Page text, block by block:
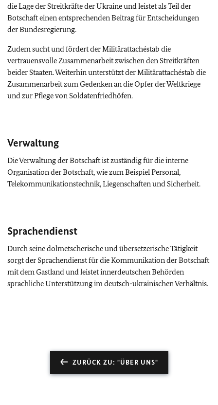
die Lage der Streitkräfte der Ukraine und leistet als Teil der
Botschaft einen entsprechenden Beitrag für Entscheidungen
der Bundesregierung.
Zudem sucht und fördert der Militärattachéstab die
vertrauensvolle Zusammenarbeit zwischen den Streitkräften
beider Staaten. Weiterhin unterstützt der Militärattachéstab die
Zusammenarbeit zum Gedenken an die Opfer der Weltkriege
und zur Pflege von Soldatenfriedhöfen.
Verwaltung
Die Verwaltung der Botschaft ist zuständig für die interne
Organisation der Botschaft, wie zum Beispiel Personal,
Telekommunikationstechnik, Liegenschaften und Sicherheit.
Sprachendienst
Durch seine dolmetscherische und übersetzerische Tätigkeit
sorgt der Sprachendienst für die Kommunikation der Botschaft
mit dem Gastland und leistet innerdeutschen Behörden
sprachliche Unterstützung im deutsch-ukrainischen Verhältnis.
ZURÜCK ZU: "ÜBER UNS"